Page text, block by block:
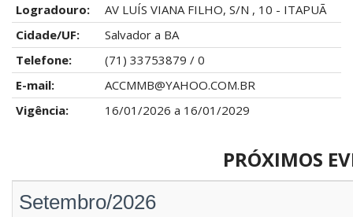
Logradouro:
AV LUÍS VIANA FILHO, S/N , 10 - ITAPUÃ
Cidade/UF:
Salvador a BA
Telefone:
(71) 33753879 / 0
E-mail:
ACCMMB@YAHOO.COM.BR
Vigência:
16/01/2026 a 16/01/2029
PRÓXIMOS
Setembro/2026